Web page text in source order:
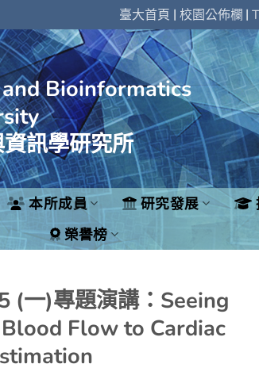
臺大首頁 |校園公佈欄 |
Bioinformatics
訊學研究所
本所成員 研究發展
榮譽榜
(一)專題演講：Seeing
Flow to Cardiac